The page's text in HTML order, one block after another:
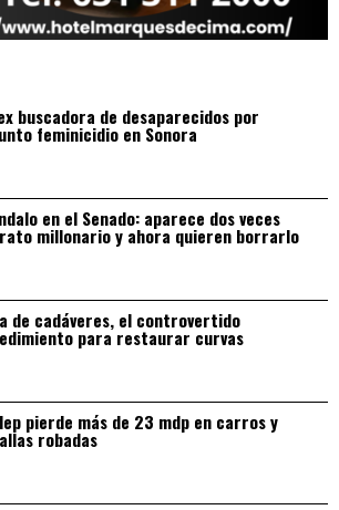
buscadora de desaparecidos por
feminicidio en Sonora
en el Senado: aparece dos veces
millonario y ahora quieren borrarlo
de cadáveres, el controvertido
para restaurar curvas
pierde más de 23 mdp en carros y
robadas